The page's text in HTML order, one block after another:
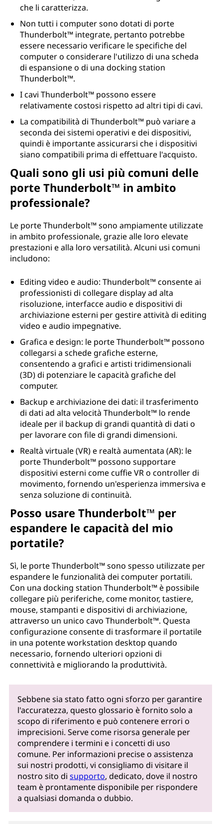
che li caratterizza.
Non tutti i computer sono dotati di porte
Thunderbolt™ integrate, pertanto potrebbe
essere necessario verificare le specifiche del
computer o considerare l'utilizzo di una scheda
di espansione o di una docking station
Thunderbolt™.
I cavi Thunderbolt™ possono essere
relativamente costosi rispetto ad altri tipi di cavi.
La compatibilità di Thunderbolt™ può variare a
seconda dei sistemi operativi e dei dispositivi,
quindi è importante assicurarsi che i dispositivi
siano compatibili prima di effettuare l'acquisto.
Quali sono gli usi più comuni delle
porte Thunderbolt™ in ambito
professionale?
Le porte Thunderbolt™ sono ampiamente utilizzate
in ambito professionale, grazie alle loro elevate
prestazioni e alla loro versatilità. Alcuni usi comuni
includono:
Editing video e audio: Thunderbolt™ consente ai
professionisti di collegare display ad alta
risoluzione, interfacce audio e dispositivi di
archiviazione esterni per gestire attività di editing
video e audio impegnative.
Grafica e design: le porte Thunderbolt™ possono
collegarsi a schede grafiche esterne,
consentendo a grafici e artisti tridimensionali
(3D) di potenziare le capacità grafiche del
computer.
Backup e archiviazione dei dati: il trasferimento
di dati ad alta velocità Thunderbolt™ lo rende
ideale per il backup di grandi quantità di dati o
per lavorare con file di grandi dimensioni.
Realtà virtuale (VR) e realtà aumentata (AR): le
porte Thunderbolt™ possono supportare
dispositivi esterni come cuffie VR o controller di
movimento, fornendo un'esperienza immersiva e
senza soluzione di continuità.
Posso usare Thunderbolt™ per
espandere le capacità del mio
portatile?
Sì, le porte Thunderbolt™ sono spesso utilizzate per
espandere le funzionalità dei computer portatili.
Con una docking station Thunderbolt™ è possibile
collegare più periferiche, come monitor, tastiere,
mouse, stampanti e dispositivi di archiviazione,
attraverso un unico cavo Thunderbolt™. Questa
configurazione consente di trasformare il portatile
in una potente workstation desktop quando
necessario, fornendo ulteriori opzioni di
connettività e migliorando la produttività.
Sebbene sia stato fatto ogni sforzo per garantire
l'accuratezza, questo glossario è fornito solo a
scopo di riferimento e può contenere errori o
imprecisioni. Serve come risorsa generale per
comprendere i termini e i concetti di uso
comune. Per informazioni precise o assistenza
sui nostri prodotti, vi consigliamo di visitare il
nostro sito disupporto, dedicato, dove il nostro
team è prontamente disponibile per rispondere
a qualsiasi domanda o dubbio.